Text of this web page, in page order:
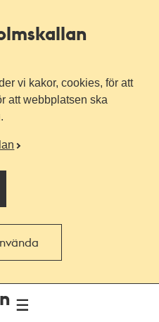
vi kakor, cookies, för att
att webbplatsen ska